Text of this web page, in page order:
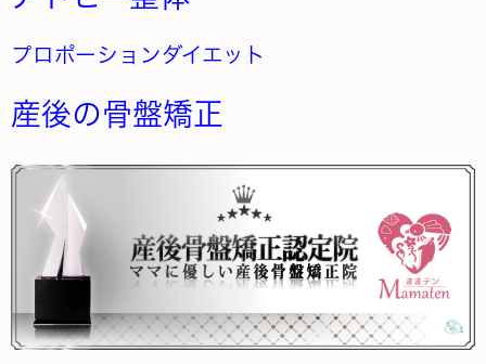
プロポーションダイエット
産後の骨盤矯正